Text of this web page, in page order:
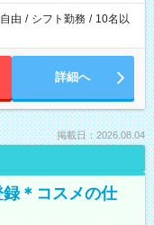
由 / シフト勤務 / 10名以
詳細へ
掲載日：2026.08.04
＊コスメの仕